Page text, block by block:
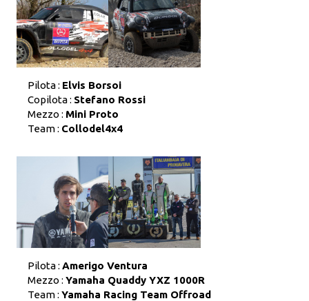
Pilota : Elvis Borsoi
Copilota : Stefano Rossi
Mezzo : Mini Proto
Team : Collodel4x4
Pilota : Amerigo Ventura
Mezzo : Yamaha Quaddy YXZ 1000R
Team : Yamaha Racing Team Offroad